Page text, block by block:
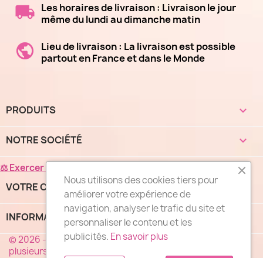
Les horaires de livraison : Livraison le jour
même du lundi au dimanche matin
Lieu de livraison : La livraison est possible
partout en France et dans le Monde
PRODUITS 
NOTRE SOCIÉTÉ 
⚖ Exercer mon droit de rétractation
VOTRE COMPTE
INFORMATIONS
© 2026 - "DES FLEURS COMME J'AIME®", un réseau de
plusieurs milliers de fleuristes spécialistes de la livraison
Nous utilisons des cookies tiers pour
améliorer votre expérience de
navigation, analyser le trafic du site et
personnaliser le contenu et les
publicités. En savoir plus